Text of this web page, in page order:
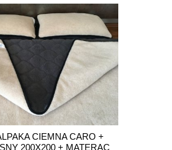
CIEMNA CARO +
200X200 + MATERAC